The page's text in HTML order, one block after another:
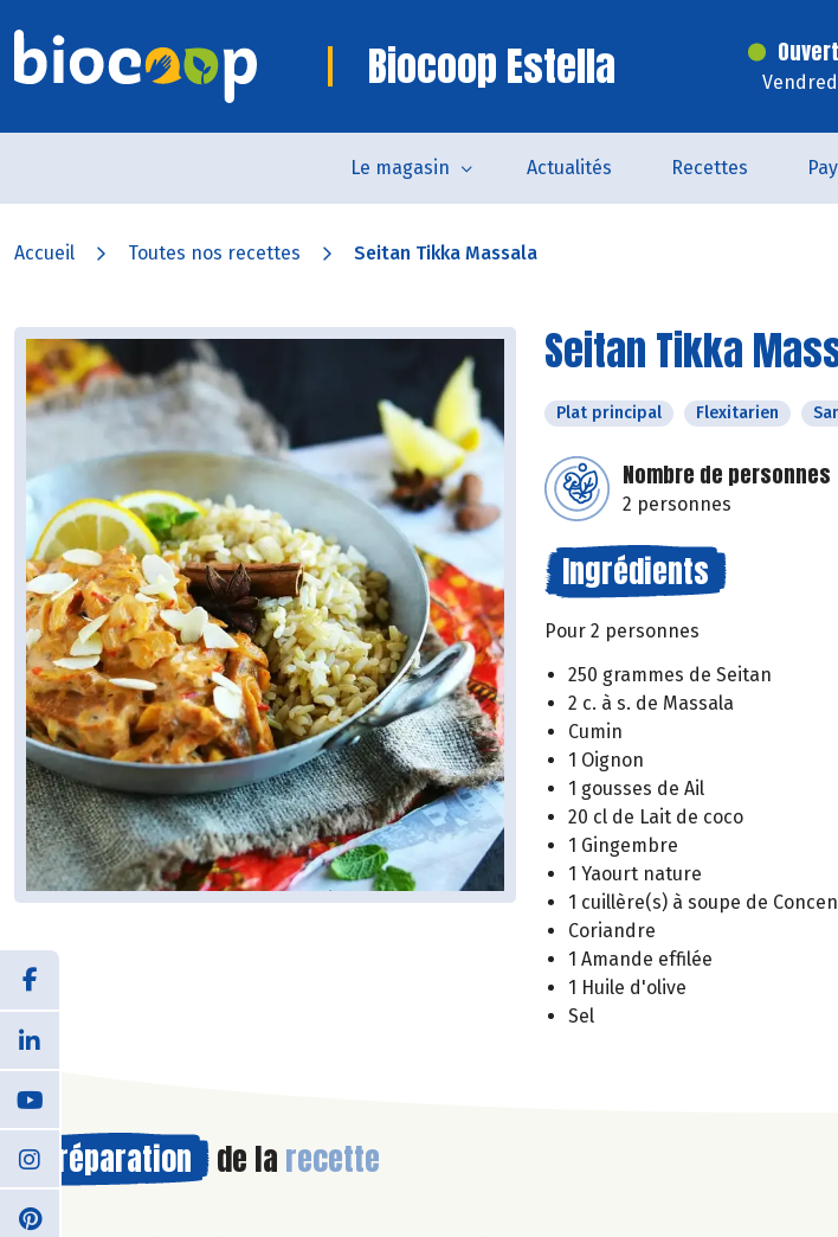
Biocoop Estella
Le magasin Actualités Recettes
Accueil Toutes nos recettes Seitan Tikka Massala
Seitan Tikka
Plat principal Flexitarien
Nombre de personnes
2 personnes
Ingrédients
Pour 2 personnes
250 grammes de Seitan
2 c. à s. de Massala
Cumin
1 Oignon
1 gousses de Ail
20 cl de Lait de coco
1 Gingembre
1 Yaourt nature
1 cuillère(s) à soupe de
Coriandre
1 Amande effilée
1 Huile d'olive
Sel
Préparation de la recette